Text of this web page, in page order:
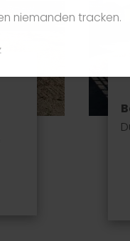
niemanden tracken.